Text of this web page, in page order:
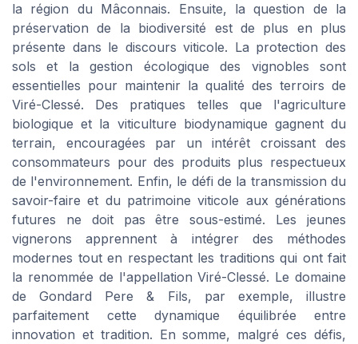
la région du Mâconnais. Ensuite, la question de la
préservation de la biodiversité est de plus en plus
présente dans le discours viticole. La protection des
sols et la gestion écologique des vignobles sont
essentielles pour maintenir la qualité des terroirs de
Viré-Clessé. Des pratiques telles que l'agriculture
biologique et la viticulture biodynamique gagnent du
terrain, encouragées par un intérêt croissant des
consommateurs pour des produits plus respectueux
de l'environnement. Enfin, le défi de la transmission du
savoir-faire et du patrimoine viticole aux générations
futures ne doit pas être sous-estimé. Les jeunes
vignerons apprennent à intégrer des méthodes
modernes tout en respectant les traditions qui ont fait
la renommée de l'appellation Viré-Clessé. Le domaine
de Gondard Pere & Fils, par exemple, illustre
parfaitement cette dynamique équilibrée entre
innovation et tradition. En somme, malgré ces défis,